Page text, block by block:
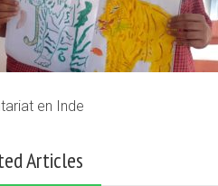
en Inde
Articles